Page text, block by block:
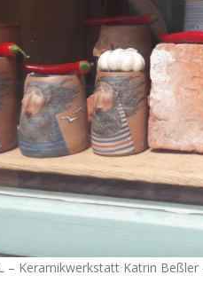
– Keramikwerkstatt Katrin